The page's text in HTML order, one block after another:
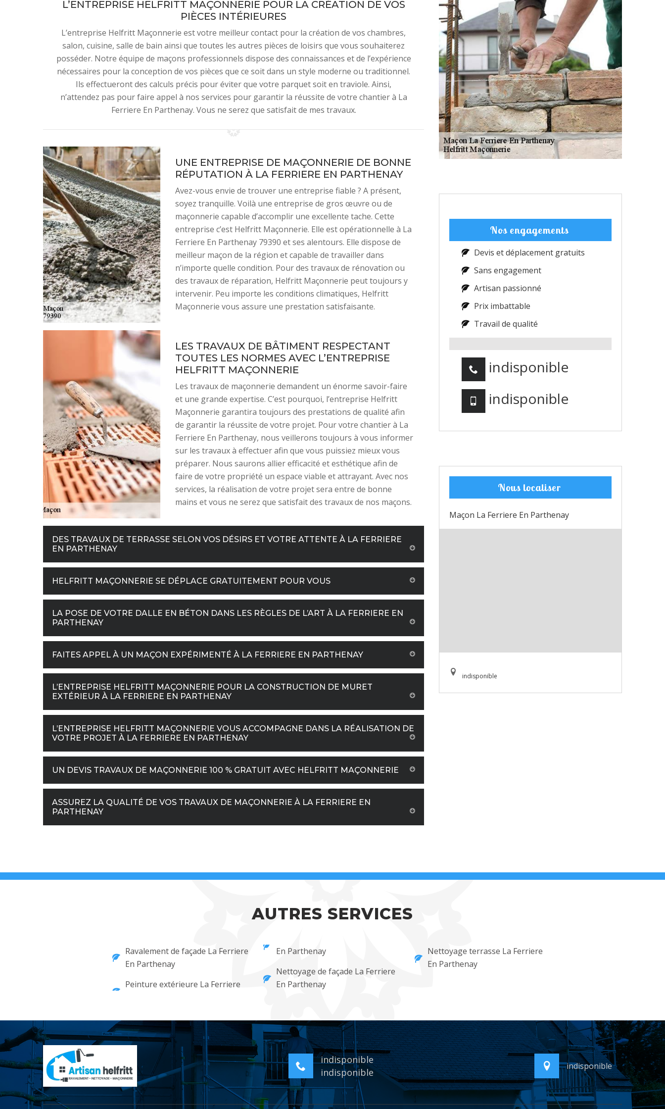
L’ENTREPRISE HELFRITT MAÇONNERIE POUR LA CRÉATION DE VOS
PIÈCES INTÉRIEURES
L’entreprise Helfritt Maçonnerie est votre meilleur contact pour la création de vos chambres,
salon, cuisine, salle de bain ainsi que toutes les autres pièces de loisirs que vous souhaiterez
posséder. Notre équipe de maçons professionnels dispose des connaissances et de l’expérience
nécessaires pour la conception de vos pièces que ce soit dans un style moderne ou traditionnel.
Ils effectueront des calculs précis pour éviter que votre parquet soit en traviole. Ainsi,
n’attendez pas pour faire appel à nos services pour garantir la réussite de votre chantier à La
Ferriere En Parthenay. Vous ne serez que satisfait de mes travaux.
UNE ENTREPRISE DE MAÇONNERIE DE BONNE
RÉPUTATION À LA FERRIERE EN PARTHENAY
Avez-vous envie de trouver une entreprise fiable ? A présent,
soyez tranquille. Voilà une entreprise de gros œuvre ou de
maçonnerie capable d’accomplir une excellente tache. Cette
entreprise c’est Helfritt Maçonnerie. Elle est opérationnelle à La
Ferriere En Parthenay 79390 et ses alentours. Elle dispose de
meilleur maçon de la région et capable de travailler dans
n’importe quelle condition. Pour des travaux de rénovation ou
des travaux de réparation, Helfritt Maçonnerie peut toujours y
intervenir. Peu importe les conditions climatiques, Helfritt
Maçonnerie vous assure une prestation satisfaisante.
LES TRAVAUX DE BÂTIMENT RESPECTANT
TOUTES LES NORMES AVEC L’ENTREPRISE
HELFRITT MAÇONNERIE
Les travaux de maçonnerie demandent un énorme savoir-faire
et une grande expertise. C’est pourquoi, l’entreprise Helfritt
Maçonnerie garantira toujours des prestations de qualité afin
de garantir la réussite de votre projet. Pour votre chantier à La
Ferriere En Parthenay, nous veillerons toujours à vous informer
sur les travaux à effectuer afin que vous puissiez mieux vous
préparer. Nous saurons allier efficacité et esthétique afin de
faire de votre propriété un espace viable et attrayant. Avec nos
services, la réalisation de votre projet sera entre de bonne
mains et vous ne serez que satisfait des travaux de nos maçons.
DES TRAVAUX DE TERRASSE SELON VOS DÉSIRS ET VOTRE ATTENTE À LA FERRIERE
EN PARTHENAY
HELFRITT MAÇONNERIE SE DÉPLACE GRATUITEMENT POUR VOUS
LA POSE DE VOTRE DALLE EN BÉTON DANS LES RÈGLES DE L’ART À LA FERRIERE EN
PARTHENAY
FAITES APPEL À UN MAÇON EXPÉRIMENTÉ À LA FERRIERE EN PARTHENAY
L’ENTREPRISE HELFRITT MAÇONNERIE POUR LA CONSTRUCTION DE MURET
EXTÉRIEUR À LA FERRIERE EN PARTHENAY
L’ENTREPRISE HELFRITT MAÇONNERIE VOUS ACCOMPAGNE DANS LA RÉALISATION DE
VOTRE PROJET À LA FERRIERE EN PARTHENAY
UN DEVIS TRAVAUX DE MAÇONNERIE 100 % GRATUIT AVEC HELFRITT MAÇONNERIE
ASSUREZ LA QUALITÉ DE VOS TRAVAUX DE MAÇONNERIE À LA FERRIERE EN
PARTHENAY
Nos engagements
Devis et déplacement gratuits
Sans engagement
Artisan passionné
Prix imbattable
Travail de qualité
indisponible
indisponible
Nous localiser
Maçon La Ferriere En Parthenay
indisponible
AUTRES SERVICES
Ravalement de façade La Ferriere
En Parthenay
Peinture extérieure La Ferriere
En Parthenay
Nettoyage de façade La Ferriere
En Parthenay
Nettoyage terrasse La Ferriere
En Parthenay
indisponible
indisponible
indisponible